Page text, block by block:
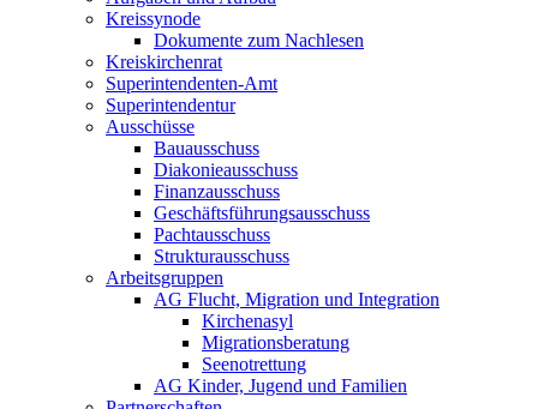
Kreissynode
Dokumente zum Nachlesen
Kreiskirchenrat
Superintendenten-Amt
Superintendentur
Ausschüsse
Bauausschuss
Diakonieausschuss
Finanzausschuss
Geschäftsführungsausschuss
Pachtausschuss
Strukturausschuss
Arbeitsgruppen
AG Flucht, Migration und Integration
Kirchenasyl
Migrationsberatung
Seenotrettung
AG Kinder, Jugend und Familien